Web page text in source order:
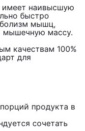
имеет наивысшую
быстро
мышц,
мышечную массу.
качествам 100%
для
продукта в
сочетать